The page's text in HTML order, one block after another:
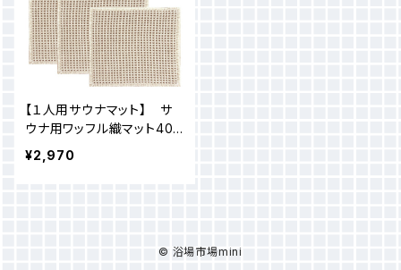
ケミトロン
ヴェール・ド・サウナ
サウナコロン
サウナセント
備品
美髪ケア用
バケット
【１人用サウナマット】 サ
ウナ用ワッフル織マット40×
45cm ３枚セット
¥2,970
© 浴場市場mini